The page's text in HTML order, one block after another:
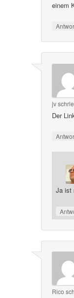
einem
jv
Der
Ja ist
Rico